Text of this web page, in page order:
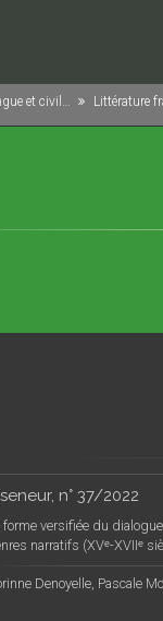
civilisation Littérature
n° 37/2022
forme versifiée du
narratifs (XVᵉ-XVIIᵉ
Denoyelle, Pascale